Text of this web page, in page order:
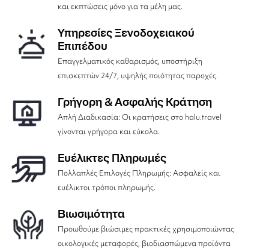
και εκπτώσεις μόνο για τα μέλη μας.
Υπηρεσίες Ξενοδοχειακού
Επιπέδου
Επαγγελματικός καθαρισμός, υποστήριξη
επισκεπτών 24/7, υψηλής ποιότητας παροχές.
Γρήγορη & Ασφαλής Κράτηση
Απλή Διαδικασία: Οι κρατήσεις στο halu.travel
γίνονται γρήγορα και εύκολα.
Ευέλικτες Πληρωμές
Πολλαπλές Επιλογές Πληρωμής: Ασφαλείς και
ευέλικτοι τρόποι πληρωμής.
Βιωσιμότητα
Προωθούμε βιώσιμες πρακτικές χρησιμοποιώντας
οικολογικές μεταφορές, βιοδιασπώμενα προϊόντα